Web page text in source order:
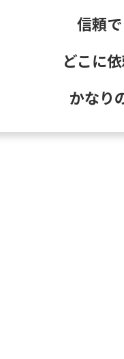
信頼
どこに
かなり